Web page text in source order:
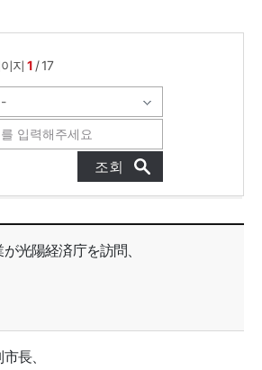
지1 / 17
光陽経済庁を訪問、
長、